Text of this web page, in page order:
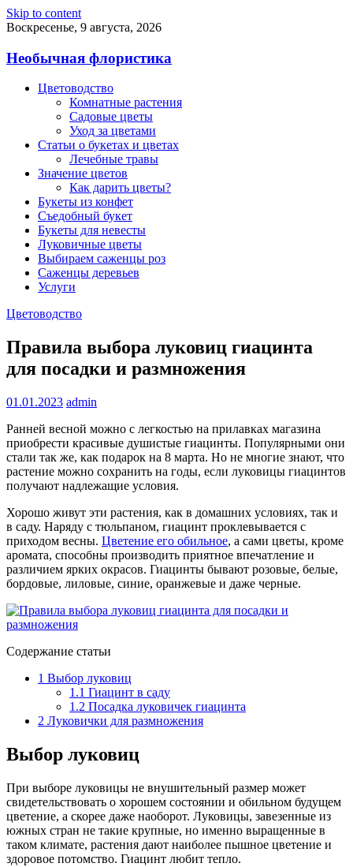
Skip to content
Воскресенье, 9 августа, 2026
Необычная флористика
Цветоводство
Комнатные растения
Садовые цветы
Уход за цветами
Статьи о букетах и цветах
Лечебные травы
Значение цветов
Как дарить цветы?
Букеты из конфет
Съедобный букет
Букеты для невесты
Луковичные цветы
Выбираем саженцы роз
Саженцы деревьев
Услуги
Цветоводство
Правила выбора луковиц гиацинта
для посадки и размножения
01.01.2023 admin
Ранней весной можно с легкостью на прилавках магазина
приобрести красивые душистые гиацинты. Популярными они
стали так же, как подарок на 8 марта. Но не многие знают, что
растение можно сохранить на годы, если луковицы гиацинтов
получают надлежащие условия.
Хорошо живут эти растения, как в домашних условиях, так и
в саду. Наряду с тюльпаном, гиацинт проклевывается с
приходом весны. Цветение его обильное, а сами цветы, кроме
аромата, способны производить приятное впечатление и
различием ярких окрасов. Гиацинты бывают розовые, белые,
бордовые, лиловые, синие, оранжевые и даже черные.
Содержание статьи
1 Выбор луковиц
1.1 Гиацинт в саду
1.2 Посадка луковичек гиацинта
2 Луковички для размножения
Выбор луковиц
При выборе луковицы не внушительный размер может
свидетельствовать о хорошем состоянии и обильном будущем
цветение, а скорее даже наоборот. Луковицы, завезенные из
южных стран не такие крупные, но именно выращенные в
таком климате, растения дают наиболее пышное цветение и
здоровое потомство. Гиацинт любит тепло.